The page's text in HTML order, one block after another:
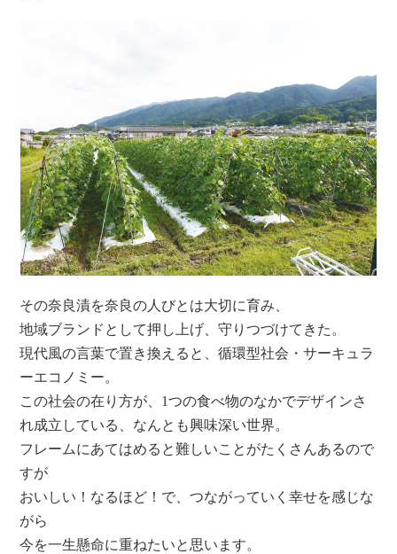
その奈良漬を奈良の人びとは大切に育み、
地域ブランドとして押し上げ、守りつづけてきた。
現代風の言葉で置き換えると、循環型社会・サーキュラ
ーエコノミー。
この社会の在り方が、1つの食べ物のなかでデザインさ
れ成立している、なんとも興味深い世界。
フレームにあてはめると難しいことがたくさんあるので
すが
おいしい！なるほど！で、つながっていく幸せを感じな
がら
今を一生懸命に重ねたいと思います。